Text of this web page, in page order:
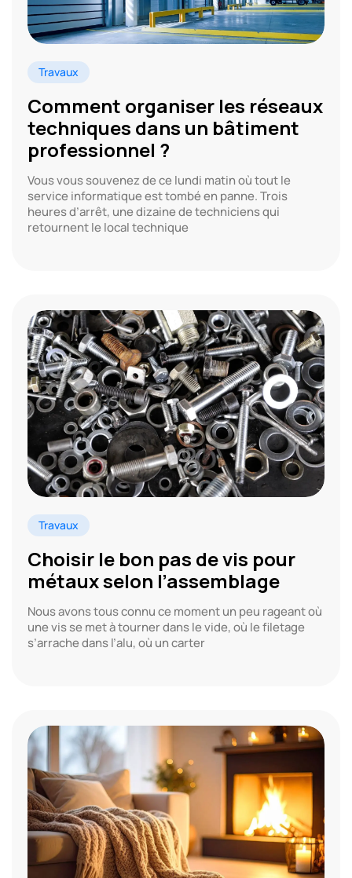
Travaux
Comment organiser les réseaux
techniques dans un bâtiment
professionnel ?
Vous vous souvenez de ce lundi matin où tout le
service informatique est tombé en panne. Trois
heures d’arrêt, une dizaine de techniciens qui
retournent le local technique
Travaux
Choisir le bon pas de vis pour
métaux selon l’assemblage
Nous avons tous connu ce moment un peu rageant où
une vis se met à tourner dans le vide, où le filetage
s’arrache dans l’alu, où un carter